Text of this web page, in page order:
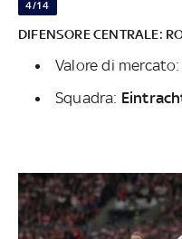
4/14
DIFENSORE CENTRALE:
Valore di mercato:
Squadra: